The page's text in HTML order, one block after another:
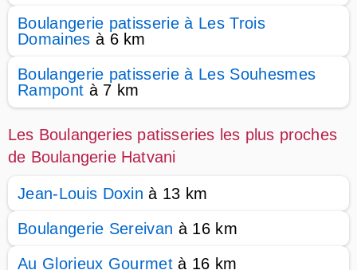
Boulangerie patisserie à Les Trois
Domaines à 6 km
Boulangerie patisserie à Les Souhesmes
Rampont à 7 km
Les Boulangeries patisseries les plus proches
de Boulangerie Hatvani
Jean-Louis Doxin à 13 km
Boulangerie Sereivan à 16 km
Au Glorieux Gourmet à 16 km